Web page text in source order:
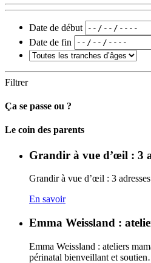
Date de début
Date de fin
Filtrer
Ça se passe ou ?
Carto
Le coin des parents
Grandir à vue d’œil : 3
Grandir à vue d’œil : 3
En savoir
Emma Weissland :
Emma Weissland : ateliers
périnatal bienveillant et